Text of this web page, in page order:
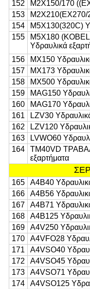
152
M2X150/170
153
M2X210(EX270/
154
M5X130(320C)
155
M5X180
Υδραυλικά
156
MX150
157
MX173
158
MX500
159
MAG150
160
MAG170
161
LZV30
162
LZV120
163
LVWO60
164
ΤΜ40VD
εξαρτήματα
165
Α4Β40
166
Α4Β56
167
Α4Β71
168
Α4Β125
169
A4V250
170
A4VFO28
171
Α4VSO40
172
Α4VSO45
173
Α4VSO71
174
Α4VSO125